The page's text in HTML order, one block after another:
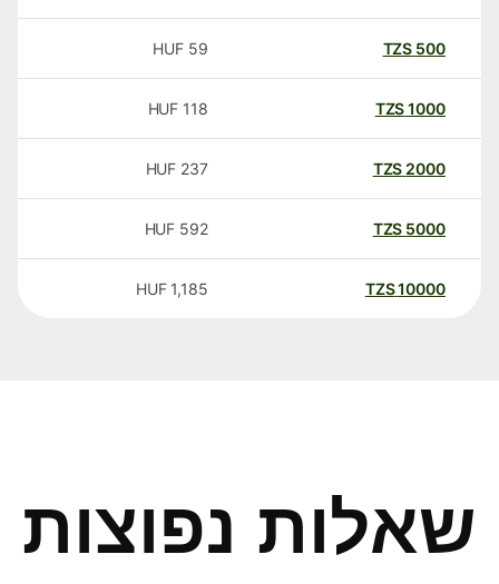
500
TZS
59
HUF
1000
TZS
118
HUF
2000
TZS
237
HUF
5000
TZS
592
HUF
10000
TZS
1,185
HUF
שאלות נפוצות